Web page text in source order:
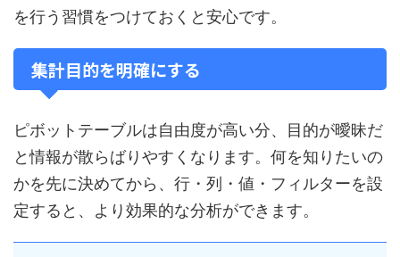
を行う習慣をつけておくと安心です。
集計目的を明確にする
ピボットテーブルは自由度が高い分、目的が曖昧だ
と情報が散らばりやすくなります。何を知りたいの
かを先に決めてから、行・列・値・フィルターを設
定すると、より効果的な分析ができます。